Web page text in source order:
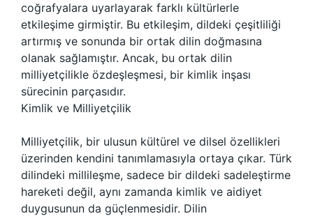
coğrafyalara uyarlayarak farklı kültürlerle
etkileşime girmiştir. Bu etkileşim, dildeki çeşitliliği
artırmış ve sonunda bir ortak dilin doğmasına
olanak sağlamıştır. Ancak, bu ortak dilin
milliyetçilikle özdeşleşmesi, bir kimlik inşası
sürecinin parçasıdır.
Kimlik ve Milliyetçilik
Milliyetçilik, bir ulusun kültürel ve dilsel özellikleri
üzerinden kendini tanımlamasıyla ortaya çıkar. Türk
dilindeki millileşme, sadece bir dildeki sadeleştirme
hareketi değil, aynı zamanda kimlik ve aidiyet
duygusunun da güçlenmesidir. Dilin